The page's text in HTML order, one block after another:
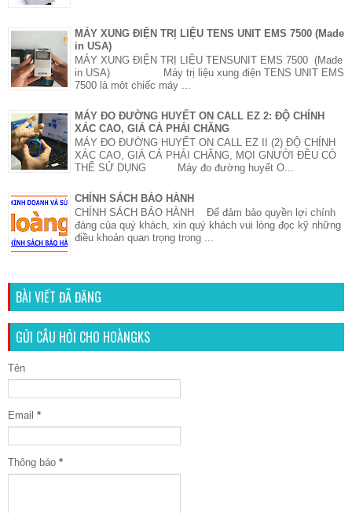
MÁY XUNG ĐIỆN TRỊ LIỆU TENS UNIT EMS 7500 (Made
in USA)
MÁY XUNG ĐIỆN TRỊ LIỆU TENSUNIT EMS 7500 (Made
in USA) Máy trị liệu xung điện TENS UNIT EMS
7500 là môt chiếc máy ...
MÁY ĐO ĐƯỜNG HUYẾT ON CALL EZ 2: ĐỘ CHÍNH
XÁC CAO, GIÁ CẢ PHẢI CHĂNG
MÁY ĐO ĐƯỜNG HUYẾT ON CALL EZ II (2) ĐỘ CHÍNH
XÁC CAO, GIÁ CẢ PHẢI CHĂNG, MỌI GNƯỜI ĐỀU CÓ
THỂ SỬ DỤNG Máy đo đường huyết O...
CHÍNH SÁCH BẢO HÀNH
CHÍNH SÁCH BẢO HÀNH Để đảm bảo quyền lợi chính
đáng của quý khách, xin quý khách vui lòng đọc kỹ những
điều khoản quan trọng trong ...
BÀI VIẾT ĐÃ ĐĂNG
GỬI CÂU HỎI CHO HOÀNGKS
Tên
Email *
Thông báo *